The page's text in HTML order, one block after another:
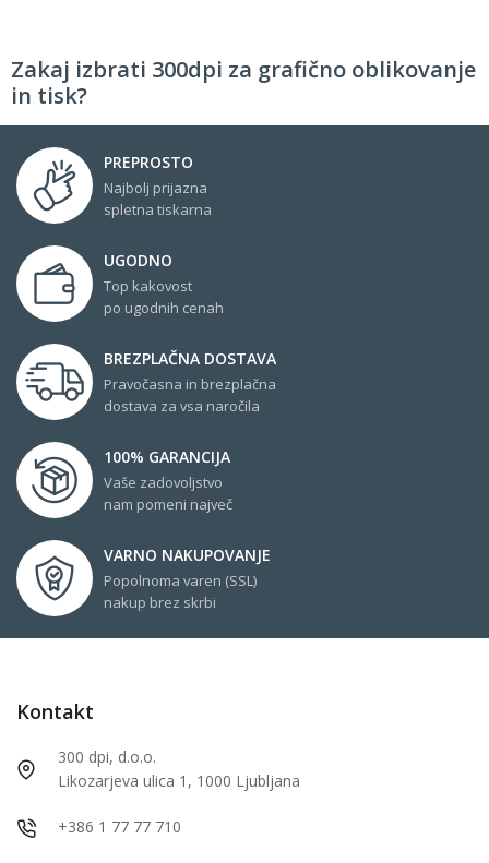
Zakaj izbrati 300dpi za grafično oblikovanje
in tisk?
PREPROSTO
Najbolj prijazna
spletna tiskarna
UGODNO
Top kakovost
po ugodnih cenah
BREZPLAČNA DOSTAVA
Pravočasna in brezplačna
dostava za vsa naročila
100% GARANCIJA
Vaše zadovoljstvo
nam pomeni največ
VARNO NAKUPOVANJE
Popolnoma varen (SSL)
nakup brez skrbi
Kontakt
300 dpi, d.o.o.
Likozarjeva ulica 1, 1000 Ljubljana
+386 1 77 77 710